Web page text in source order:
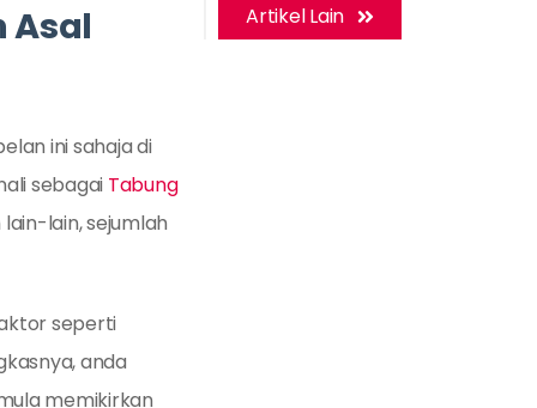
Asal
ini sahaja di
sebagai Tabung
lain, sejumlah
seperti
anda
memikirkan
Artikel Lain